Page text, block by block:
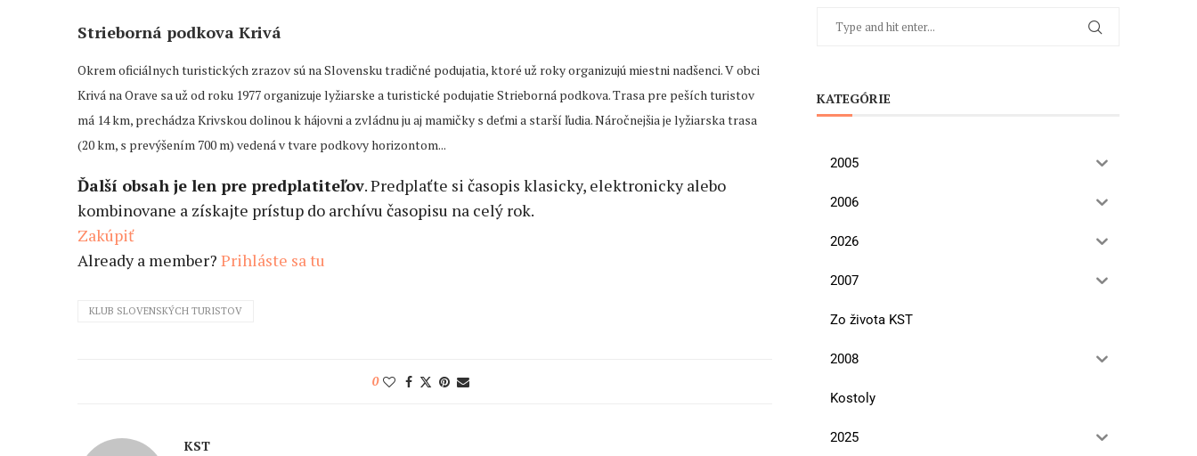
Strieborná podkova Krivá
Okrem oficiálnych turistických zrazov sú na Slovensku tradičné podujatia, ktoré už roky organizujú miestni nadšenci. V obci
Krivá na Orave sa už od roku 1977 organizuje lyžiarske a turistické podujatie Strieborná podkova. Trasa pre peších turistov
má 14 km, prechádza Krivskou dolinou k hájovni a zvládnu ju aj mamičky s deťmi a starší ľudia. Náročnejšia je lyžiarska trasa
(20 km, s prevýšením 700 m) vedená v tvare podkovy horizontom...
Ďalší obsah je len pre predplatiteľov. Predplaťte si časopis klasicky, elektronicky alebo
kombinovane a získajte prístup do archívu časopisu na celý rok.
Zakúpiť
Already a member? Prihláste sa tu
KLUB SLOVENSKÝCH TURISTOV
0
KST
KATEGÓRIE
2005
2006
2026
2007
Zo života KST
2008
Kostoly
2025